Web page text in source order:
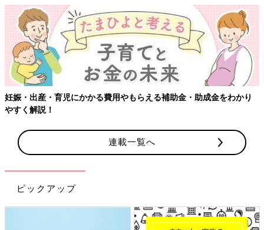
妊娠・出産・育児にかかる費用やもらえる補助金・助成金をわかり
やすく解説！
連載一覧へ
ピックアップ